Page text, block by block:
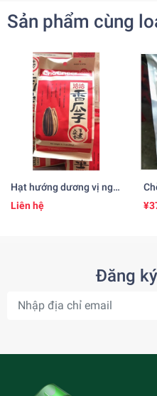
Sản phẩm cùng
Hạt hướng dương vị ngũ
vị hương 五香粉味のひま
わりの種(260gr)
Liên hệ
Đăng